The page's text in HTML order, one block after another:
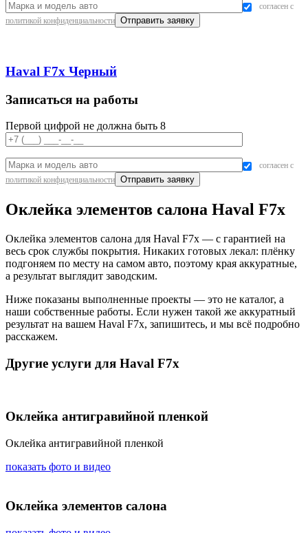
согласен с
политикой конфиденциальности
Haval F7x Черный
Записаться на работы
Первой цифрой не должна быть 8
согласен с
политикой конфиденциальности
Оклейка элементов салона Haval F7x
Оклейка элементов салона для Haval F7x — с гарантией на
весь срок службы покрытия. Никаких готовых лекал: плёнку
подгоняем по месту на самом авто, поэтому края аккуратные,
а результат выглядит заводским.
Ниже показаны выполненные проекты — это не каталог, а
наши собственные работы. Если нужен такой же аккуратный
результат на вашем Haval F7x, запишитесь, и мы всё подробно
расскажем.
Другие услуги для Haval F7x
Оклейка антигравийной пленкой
Оклейка антигравийной пленкой
показать фото и видео
Оклейка элементов салона